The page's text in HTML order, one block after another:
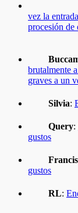
vez la
procesión de
brutalmente
graves a un
Silvia:
Query:
gustos
gustos
RL: